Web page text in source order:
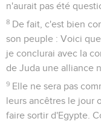
n'aurait pas été
8 De fait, c'est bien
son peuple : Voici
je conclurai avec la
de Juda une alliance
9 Elle ne sera pas
leurs ancêtres le jour
faire sortir d'Egypte.